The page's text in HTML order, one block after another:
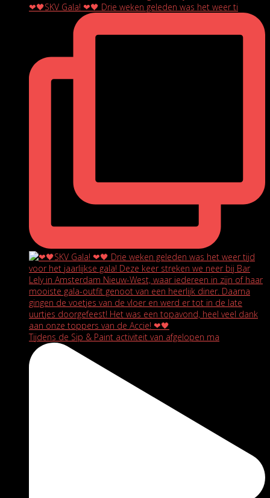
❤🖤SKV Gala! ❤🖤 Drie weken geleden was het weer ti
Tijdens de Sip & Paint activiteit van afgelopen ma